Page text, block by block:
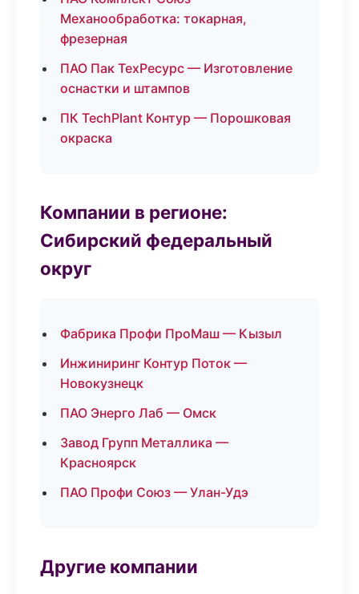
Механообработка: токарная,
фрезерная
ПАО Пак ТехРесурс — Изготовление
оснастки и штампов
ПК TechPlant Контур — Порошковая
окраска
Компании в регионе:
Сибирский федеральный
округ
Фабрика Профи ПроМаш — Кызыл
Инжиниринг Контур Поток —
Новокузнецк
ПАО Энерго Лаб — Омск
Завод Групп Металлика —
Красноярск
ПАО Профи Союз — Улан-Удэ
Другие компании